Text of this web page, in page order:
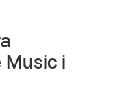
Music i